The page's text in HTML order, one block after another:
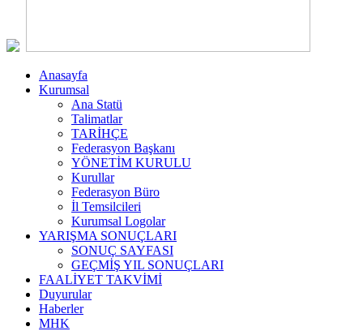
Anasayfa
Kurumsal
Ana Statü
Talimatlar
TARİHÇE
Federasyon Başkanı
YÖNETİM KURULU
Kurullar
Federasyon Büro
İl Temsilcileri
Kurumsal Logolar
YARIŞMA SONUÇLARI
SONUÇ SAYFASI
GEÇMİŞ YIL SONUÇLARI
FAALİYET TAKVİMİ
Duyurular
Haberler
MHK